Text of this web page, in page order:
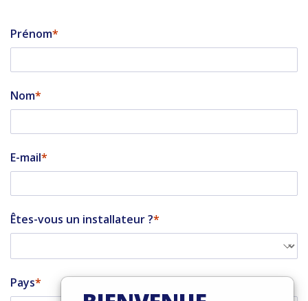
Prénom
Nom
E-mail
Êtes-vous un installateur ?
Pays